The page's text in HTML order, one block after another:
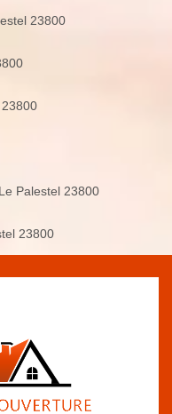
23800
Palestel 23800
23800